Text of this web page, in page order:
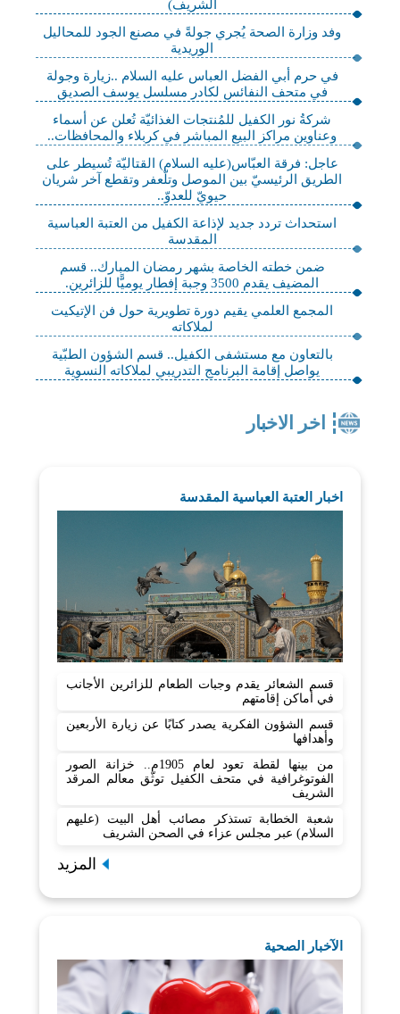
الشريف)
وفد وزارة الصحة يُجري جولةً في مصنع الجود للمحاليل
الوريدية
في حرم أبي الفضل العباس عليه السلام ..زيارة وجولة
في متحف النفائس لكادر مسلسل يوسف الصديق
شركةُ نور الكفيل للمُنتجات الغذائيّة تُعلن عن أسماء
وعناوين مراكز البيع المباشر في كربلاء والمحافظات..
عاجل: فرقة العبّاس(عليه السلام) القتاليّة تُسيطر على
الطريق الرئيسيّ بين الموصل وتلّعفر وتقطع آخر شريان
حيويّ للعدوّ..
استحداث تردد جديد لإذاعة الكفيل من العتبة العباسية
المقدسة
ضمن خطته الخاصة بشهر رمضان المبارك.. قسم
المضيف يقدم 3500 وجبة إفطار يوميًّا للزائرين.
المجمع العلمي يقيم دورة تطويرية حول فن الإتيكيت
لملاكاته
بالتعاون مع مستشفى الكفيل.. قسم الشؤون الطبّية
يواصل إقامة البرنامج التدريبي لملاكاته النسوية
اخر الاخبار
اخبار العتبة العباسية المقدسة
قسم الشعائر يقدم وجبات الطعام للزائرين الأجانب
في أماكن إقامتهم
قسم الشؤون الفكرية يصدر كتابًا عن زيارة الأربعين
وأهدافها
من بينها لقطة تعود لعام 1905م.. خزانة الصور
الفوتوغرافية في متحف الكفيل توثّق معالم المرقد
الشريف
شعبة الخطابة تستذكر مصائب أهل البيت (عليهم
السلام) عبر مجلس عزاء في الصحن الشريف
المزيد
الآخبار الصحية